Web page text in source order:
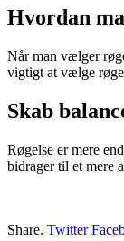
Hvordan
Når man vælger
vigtigt at vælge
Skab
Røgelse er mere
bidrager til et mere
Share. Twitter